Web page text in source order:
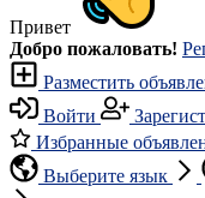
Привет
Добро пожаловать!
Разместить
Войти
Избранные
Выберите язык